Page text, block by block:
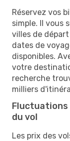
Réservez vos
simple. Il vous
villes de
dates de
disponibles.
votre
recherche
milliers
Fluctuations
du vol
Les prix des